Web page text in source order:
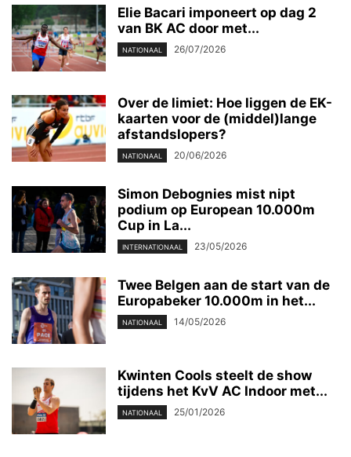
Elie Bacari imponeert op dag 2
van BK AC door met...
NATIONAAL 26/07/2026
Over de limiet: Hoe liggen de EK-
kaarten voor de (middel)lange
afstandslopers?
NATIONAAL 20/06/2026
Simon Debognies mist nipt
podium op European 10.000m
Cup in La...
INTERNATIONAAL 23/05/2026
Twee Belgen aan de start van de
Europabeker 10.000m in het...
NATIONAAL 14/05/2026
Kwinten Cools steelt de show
tijdens het KvV AC Indoor met...
NATIONAAL 25/01/2026